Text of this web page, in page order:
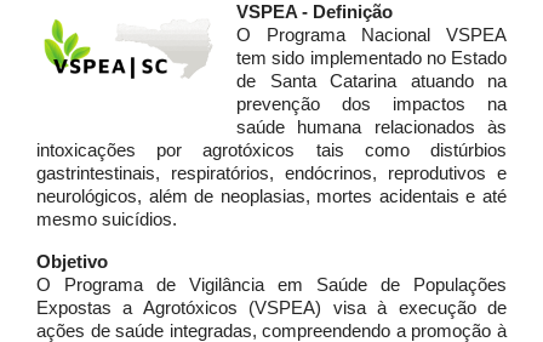
VSPEA - Definição
O Programa Nacional VSPEA
tem sido implementado no Estado
de Santa Catarina atuando na
prevenção dos impactos na
saúde humana relacionados às
intoxicações por agrotóxicos tais como distúrbios
gastrintestinais, respiratórios, endócrinos, reprodutivos e
neurológicos, além de neoplasias, mortes acidentais e até
mesmo suicídios.
Objetivo
O Programa de Vigilância em Saúde de Populações
Expostas a Agrotóxicos (VSPEA) visa à execução de
ações de saúde integradas, compreendendo a promoção à